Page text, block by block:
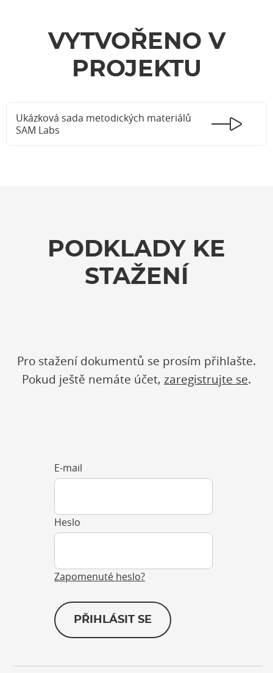
VYTVOŘENO V
PROJEKTU
Ukázková sada metodických materiálů
SAM Labs
PODKLADY KE
STAŽENÍ
Pro stažení dokumentů se prosím přihlašte.
Pokud ještě nemáte účet, zaregistrujte se.
E-mail
Heslo
Zapomenuté heslo?
PŘIHLÁSIT SE